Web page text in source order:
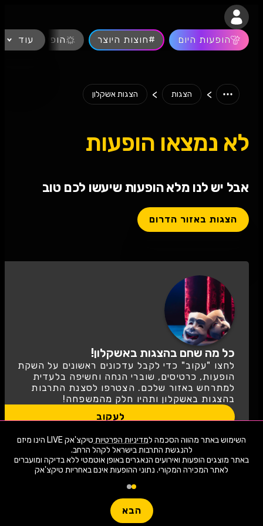
השימוש באתר מהווה הסכמה למדיניות הפרטיות
טיקצ'אק LIVE הינו מיזם
באתר מוצגים הופעות ואירועים הנאגרים באופן אוטמטי ללא בדיקה ומועברים
לאתר המכירה המקורי. נתוני ההופעות אינם באחריות טיקצ'אק
הבא
חפשו הופעה
הופעות היום #חוצות היוצר הופעות חיות
עוד
> הצגות > הצגות אשקלון
לא נמצאו הופעות
אבל יש לנו מלא הופעות שיעשו לכם טוב
הצגות באזור הדרום
כל מה שחם בהצגות באשקלון!
לחצו "עקוב" כדי לקבל עדכונים ראשונים על השקת
הופעות, כרטיסים, שוברי הנחה וחשיפה בלעדית
למתרחש באזור שלכם. הצטרפו לסצנת התרבות
בהצגות באשקלון ותהיו חלק מהמשפחה!
לעקוב
שימו -💓- נתוני ההופעות המוצגים עודכנו על ידי בינה מלאכותית מאתר המכירה
המקורי. יתכנו טעויות ושינויים.
טיקצ'אק LIVE לא מוכרת כרטיסים למופע זה ולא לוקחת אחריות על
יש לבדוק היטב באתר המכירה בפועל לפני הרכישה!
פופולריים השבוע